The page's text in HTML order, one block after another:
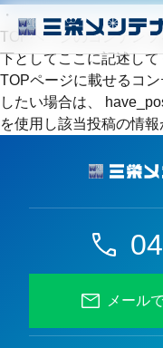
・
TOPページのコンテン
下としてここに記述し
TOPページに載せるコ
したい場合は、
を使用し該当投稿の情
メール